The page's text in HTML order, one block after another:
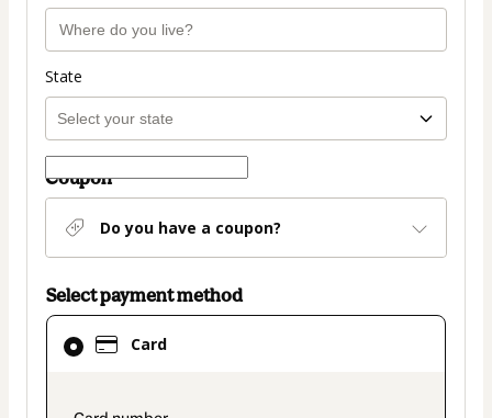
State
Coupon
Do you have a coupon?
Select payment method
Card
Card
selected